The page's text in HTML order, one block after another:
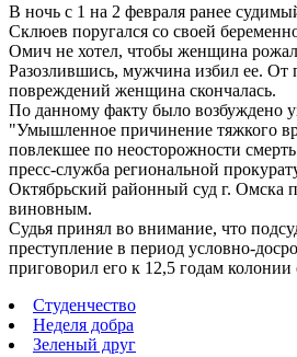
В ночь с 1 на 2 февраля ранее
Склюев поругался со своей
Омич не хотел, чтобы женщина
Разозлившись, мужчина избил ее. От
повреждений женщина скончалась.
По данному факту было возбуждено
"Умышленное причинение тяжкого
повлекшее по неосторожности
пресс-служба региональной
Октябрьский районный суд г. Омска
виновным.
Судья принял во внимание, что
преступление в период условно-
приговорил его к 12,5 годам
Студенчество
Неделя добра
Зеленый друг